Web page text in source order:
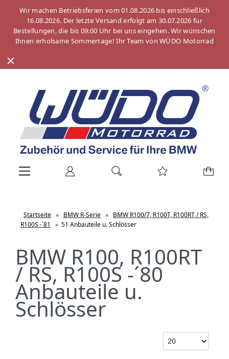
Wir machen Betriebsferien vom 01.08.2026 bis einschließlich
16.08.2026. Der letzte Versand erfolgt am 30.07.2026 für
Bestellungen, die bis 09:00 Uhr bei uns eingehen. Wir wünschen
Ihnen erholsame Sommertage! Ihr Team von WÜDO Motorrad
Startseite » BMW R-Serie » BMW R100/7, R100T, R100RT / RS,
R100S -´81
» 51 Anbauteile u. Schlösser
BMW R100, R100RT
/ RS, R100S -´80
Anbauteile u.
Schlösser